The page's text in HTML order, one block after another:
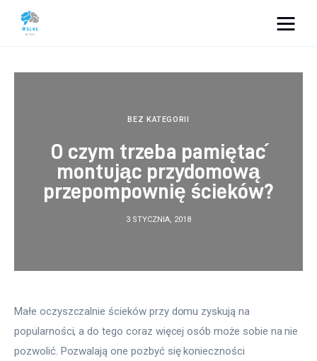
Dom i ogród
Uroda
Więcej
BEZ KATEGORII
O czym trzeba pamiętać
montując przydomową
przepompownię ścieków?
3 STYCZNIA, 2018
Małe oczyszczalnie ścieków przy domu zyskują na
popularności, a do tego coraz więcej osób może sobie na nie
pozwolić. Pozwalają one pozbyć się konieczności